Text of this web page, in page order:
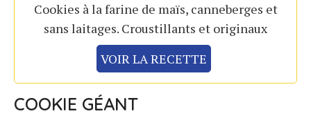
Cookies à la farine de maïs, canneberges et
sans laitages. Croustillants et originaux
VOIR LA RECETTE
COOKIE GÉANT